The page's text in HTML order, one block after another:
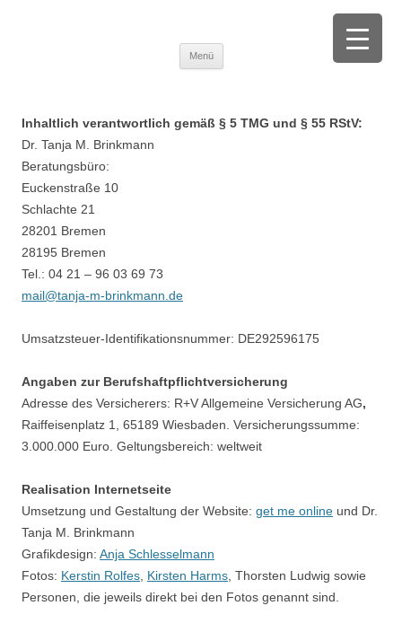
Beratung und Begleitung von trauernden Menschen |Fortbildung zu
Trauer, Palliative Care und Selbstsorge
Menü
Zum Inhalt springen
Inhaltlich verantwortlich gemäß § 5 TMG und § 55 RStV:
Dr. Tanja M. Brinkmann
Beratungsbüro:
Euckenstraße 10
Schlachte 21
28201 Bremen
28195 Bremen
Tel.: 04 21 – 96 03 69 73
mail@tanja-m-brinkmann.de
Umsatzsteuer-Identifikationsnummer: DE292596175
Angaben zur Berufshaftpflichtversicherung
Adresse des Versicherers: R+V Allgemeine Versicherung AG,
Raiffeisenplatz 1, 65189 Wiesbaden. Versicherungssumme:
3.000.000 Euro. Geltungsbereich: weltweit
Realisation Internetseite
Umsetzung und Gestaltung der Website: get me online und Dr.
Tanja M. Brinkmann
Grafikdesign: Anja Schlesselmann
Fotos: Kerstin Rolfes Kirsten Harms , Thorsten Ludwig sowie
Personen, die jeweils direkt bei den Fotos genannt sind.